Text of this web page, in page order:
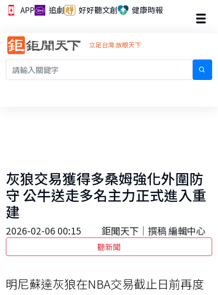
APP 追劇 好好聽文創 健康時報
立足台灣 放眼天下
灰狼交易獲得多桑姆強化外圍防
守 公牛送走多名主力正式進入重
建
2026-02-06 00:15 鉅聞天下｜撰稿 編輯中心
聽新聞
明尼蘇達灰狼在NBA交易截止日前再度